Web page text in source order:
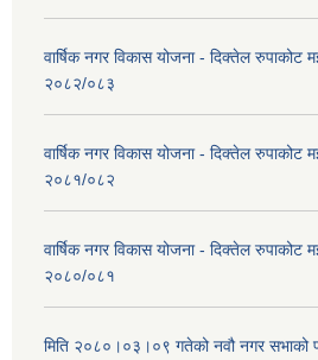
वार्षिक नगर विकास योजना - दिक्तेल रुपाकोट
२०८२/०८३
वार्षिक नगर विकास योजना - दिक्तेल रुपाकोट
२०८१/०८२
वार्षिक नगर विकास योजना - दिक्तेल रुपाकोट
२०८०/०८१
मिति २०८०।०३।०९ गतेको नवौ नगर